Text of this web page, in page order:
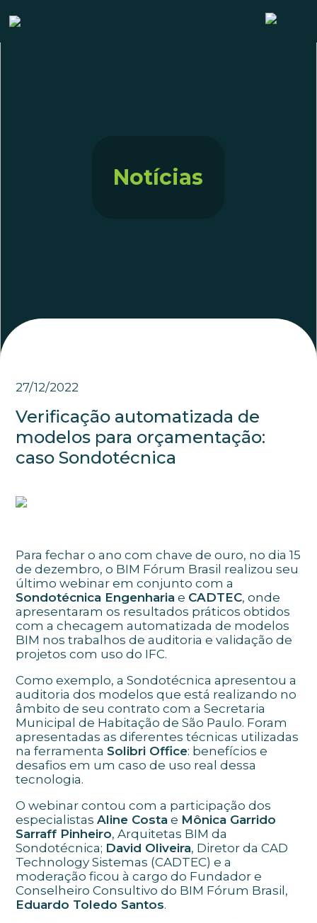
Notícias
27/12/2022
Verificação automatizada de
modelos para orçamentação:
caso Sondotécnica
Para fechar o ano com chave de ouro, no dia 15
de dezembro, o BIM Fórum Brasil realizou seu
último webinar em conjunto com a
Sondotécnica Engenharia e CADTEC, onde
apresentaram os resultados práticos obtidos
com a checagem automatizada de modelos
BIM nos trabalhos de auditoria e validação de
projetos com uso do IFC.
Como exemplo, a Sondotécnica apresentou a
auditoria dos modelos que está realizando no
âmbito de seu contrato com a Secretaria
Municipal de Habitação de São Paulo. Foram
apresentadas as diferentes técnicas utilizadas
na ferramenta Solibri Office: benefícios e
desafios em um caso de uso real dessa
tecnologia.
O webinar contou com a participação dos
especialistasAline Costa e Mônica Garrido
Sarraff Pinheiro, Arquitetas BIM da
Sondotécnica; David Oliveira, Diretor da CAD
Technology Sistemas (CADTEC) e a
moderação ficou à cargo do Fundador e
Conselheiro Consultivo do BIM Fórum Brasil,
Eduardo Toledo Santos.